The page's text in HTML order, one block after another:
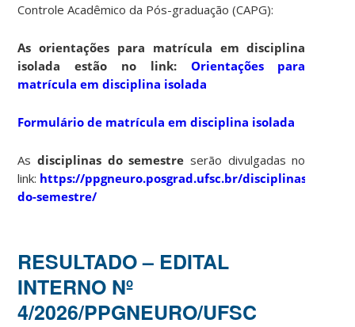
Controle Acadêmico da Pós-graduação (CAPG):
As orientações para matrícula em disciplina
isolada estão no link: Orientações para
matrícula em disciplina isolada
Formulário de matrícula em disciplina isolada
Asdisciplinas do semestre serão divulgadas no
link: https://ppgneuro.posgrad.ufsc.br/disciplinas/
do-semestre/
RESULTADO – EDITAL
INTERNO Nº
4/2026/PPGNEURO/UFSC